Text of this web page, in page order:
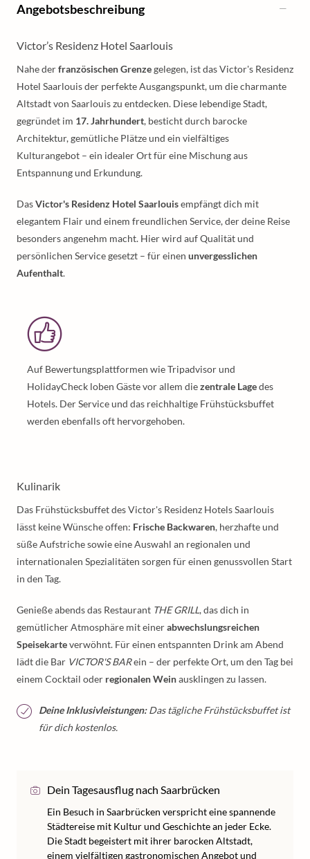
Angebotsbeschreibung
Victor’s Residenz Hotel Saarlouis
Nahe derfranzösischen Grenzegelegen, ist das Victor's Residenz
Hotel Saarlouis der perfekte Ausgangspunkt, um die charmante
Altstadt von Saarlouis zu entdecken. Diese lebendige Stadt,
gegründet im 17. Jahrhundert, besticht durch barocke
Architektur, gemütliche Plätze und ein vielfältiges
Kulturangebot – ein idealer Ort für eine Mischung aus
Entspannung und Erkundung.
DasVictor's Residenz Hotel Saarlouisempfängt dich mit
elegantem Flair und einem freundlichen Service, der deine Reise
besonders angenehm macht. Hier wird auf Qualität und
persönlichen Service gesetzt – für einen unvergesslichen
Aufenthalt.
Auf Bewertungsplattformen wie Tripadvisor und
HolidayCheck loben Gäste vor allem diezentrale Lagedes
Hotels. Der Service und das reichhaltige Frühstücksbuffet
werden ebenfalls oft hervorgehoben.
Kulinarik
Das Frühstücksbuffet des Victor's Residenz Hotels Saarlouis
lässt keine Wünsche offen: Frische Backwaren, herzhafte und
süße Aufstriche sowie eine Auswahl an regionalen und
internationalen Spezialitäten sorgen für einen genussvollen Start
in den Tag.
Genieße abends das Restaurant THE GRILL, das dich in
gemütlicher Atmosphäre mit einerabwechslungsreichen
Speisekarteverwöhnt. Für einen entspannten Drink am Abend
lädt die Bar VICTOR'S BARein – der perfekte Ort, um den Tag bei
einem Cocktail oder regionalen Weinausklingen zu lassen.
Deine Inklusivleistungen:Das tägliche Frühstücksbuffet ist
für dich kostenlos.
Dein Tagesausflug nach Saarbrücken
Ein Besuch in Saarbrücken verspricht eine spannende
Städtereise mit Kultur und Geschichte an jeder Ecke.
Die Stadt begeistert mit ihrer barocken Altstadt,
einem vielfältigen gastronomischen Angebot und